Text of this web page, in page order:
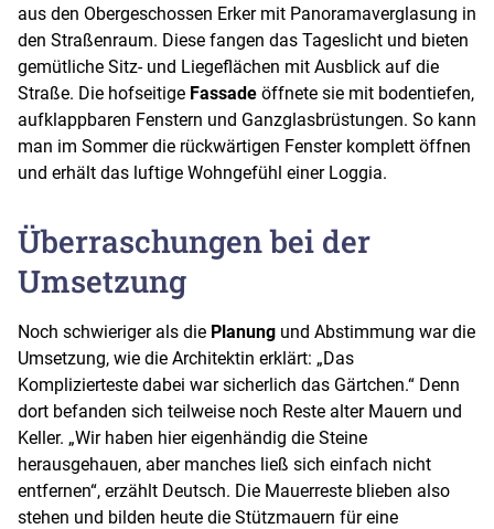
aus den Obergeschossen Erker mit Panoramaverglasung in
den Straßenraum. Diese fangen das Tageslicht und bieten
gemütliche Sitz- und Liegeflächen mit Ausblick auf die
Straße. Die hofseitige Fassade öffnete sie mit bodentiefen,
aufklappbaren Fenstern und Ganzglasbrüstungen. So kann
man im Sommer die rückwärtigen Fenster komplett öffnen
und erhält das luftige Wohngefühl einer Loggia.
Überraschungen bei der
Umsetzung
Noch schwieriger als die Planung und Abstimmung war die
Umsetzung, wie die Architektin erklärt: „Das
Komplizierteste dabei war sicherlich das Gärtchen.“ Denn
dort befanden sich teilweise noch Reste alter Mauern und
Keller. „Wir haben hier eigenhändig die Steine
herausgehauen, aber manches ließ sich einfach nicht
entfernen“, erzählt Deutsch. Die Mauerreste blieben also
stehen und bilden heute die Stützmauern für eine